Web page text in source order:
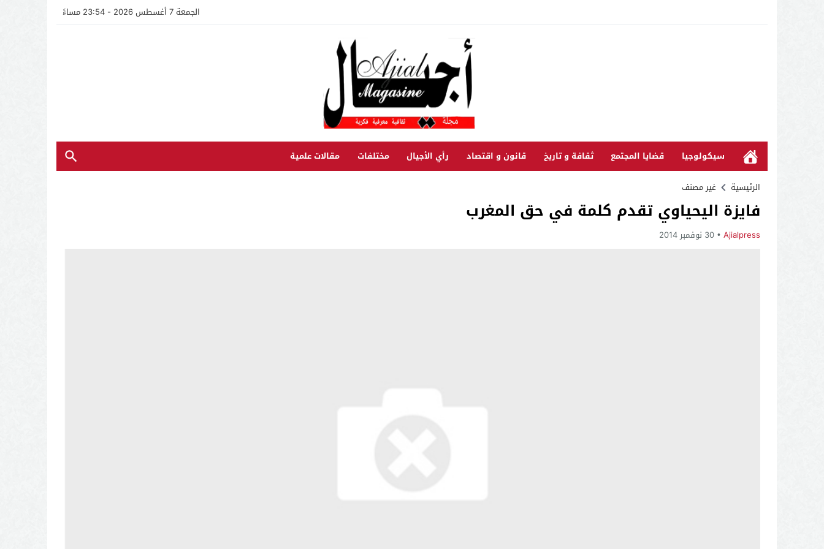
الجمعة 7 أغسطس 2026 - 23:54 مساءً
سيكولوجيا قضايا المجتمع ثقافة و تاريخ قانون و اقتصاد رأي الأجيال مختلفات مقالات علمية
الرئيسية غير مصنف
فايزة اليحياوي تقدم كلمة في حق المغرب
Ajialpress 30 نوفمبر 2014